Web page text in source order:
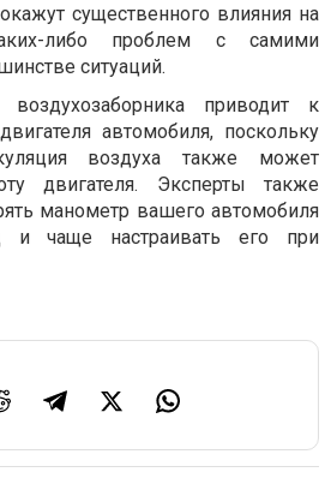
существенного влияния на
либо проблем с самими
ситуаций.
воздухозаборника приводит к
автомобиля, поскольку
воздуха также может
двигателя. Эксперты также
манометр вашего автомобиля
чаще настраивать его при